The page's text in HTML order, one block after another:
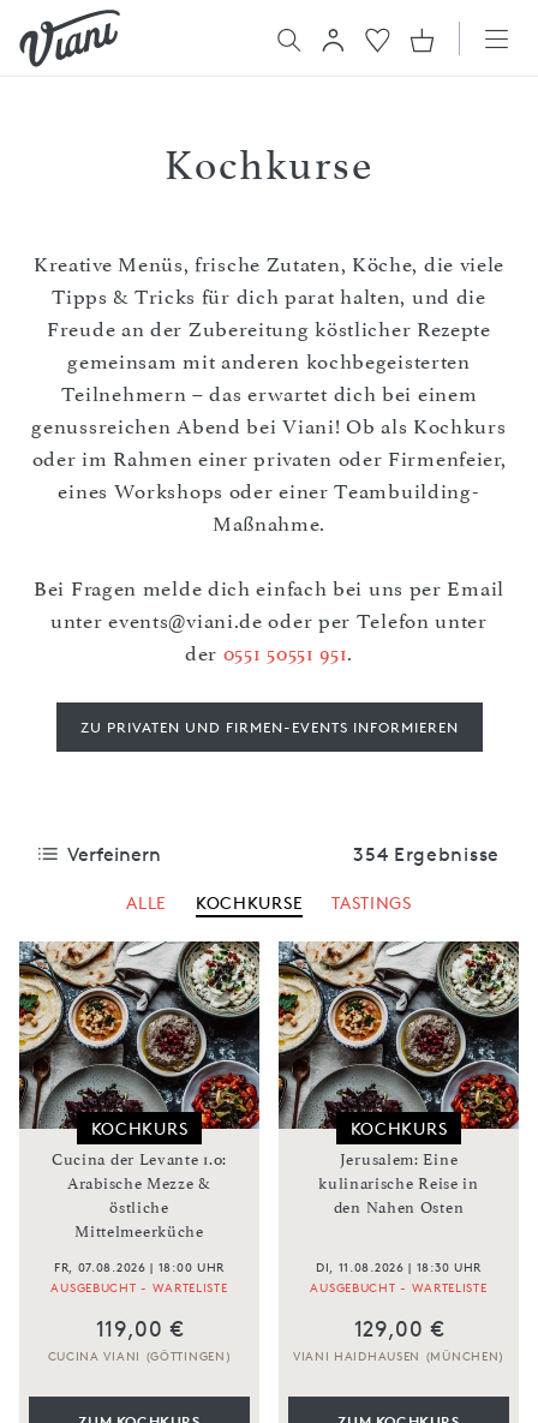
Kochkurse
Kreative Menüs, frische Zutaten, Köche, die viele
Tipps & Tricks für dich parat halten, und die
Freude an der Zubereitung köstlicher Rezepte
gemeinsam mit anderen kochbegeisterten
Teilnehmern – das erwartet dich bei einem
genussreichen Abend bei Viani! Ob als Kochkurs
oder im Rahmen einer privaten oder Firmenfeier,
eines Workshops oder einer Teambuilding-
Maßnahme.
Bei Fragen melde dich einfach bei uns per Email
unterevents@viani.de oder per Telefon unter
der 0551 50551 951.
ZU PRIVATEN UND FIRMEN-EVENTS INFORMIEREN
Verfeinern 354 Ergebnisse
ALLE KOCHKURSE TASTINGS
KOCHKURS
Cucina der Levante 1.0:
Arabische Mezze &
östliche
Mittelmeerküche
FR, 07.08.2026 | 18:00 UHR
AUSGEBUCHT - WARTELISTE
119,00 €
CUCINA VIANI (GÖTTINGEN)
KOCHKURS
Jerusalem: Eine
kulinarische Reise in
den Nahen Osten
DI, 11.08.2026 | 18:30 UHR
AUSGEBUCHT - WARTELISTE
129,00 €
VIANI HAIDHAUSEN (MÜNCHEN)